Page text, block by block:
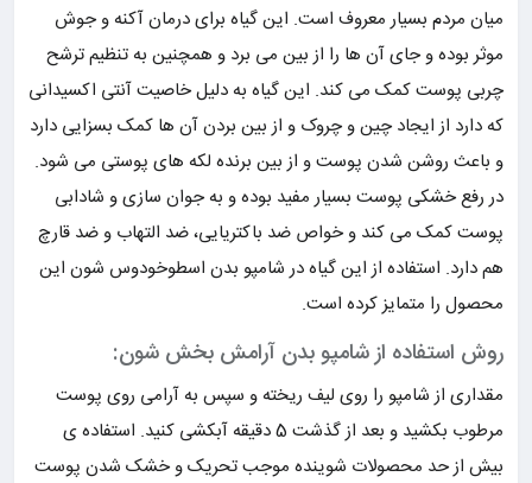
میان مردم بسیار معروف است. این گیاه برای درمان آکنه و جوش
موثر بوده و جای آن ها را از بین می برد و همچنین به تنظیم ترشح
چربی پوست کمک می کند. این گیاه به دلیل خاصیت آنتی اکسیدانی
که دارد از ایجاد چین و چروک و از بین بردن آن ها کمک بسزایی دارد
و باعث روشن شدن پوست و از بین برنده لکه های پوستی می شود.
در رفع خشکی پوست بسیار مفید بوده و به جوان سازی و شادابی
پوست کمک می کند و خواص ضد باکتریایی، ضد التهاب و ضد قارچ
هم دارد. استفاده از این گیاه در شامپو بدن اسطوخودوس شون این
محصول را متمایز کرده است.
روش استفاده از شامپو بدن آرامش بخش شون:
مقداری از شامپو را روی لیف ریخته و سپس به آرامی روی پوست
مرطوب بکشید و بعد از گذشت 5 دقیقه آبکشی کنید. استفاده ی
بیش از حد محصولات شوینده موجب تحریک و خشک شدن پوست